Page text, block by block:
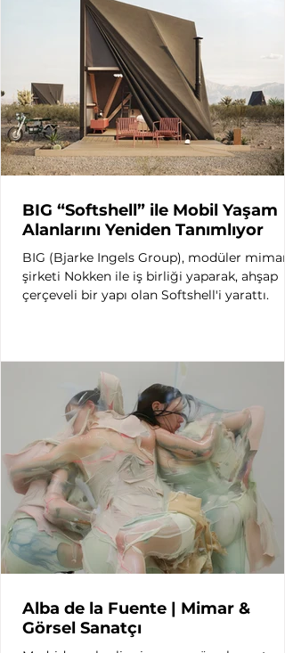
BIG “Softshell” ile Mobil Yaşam
Alanlarını Yeniden Tanımlıyor
BIG (Bjarke Ingels Group), modüler
şirketi Nokken ile iş birliği yaparak, ahşap
çerçeveli bir yapı olan Softshell'i yarattı.
Alba de la Fuente | Mimar &
Görsel Sanatçı